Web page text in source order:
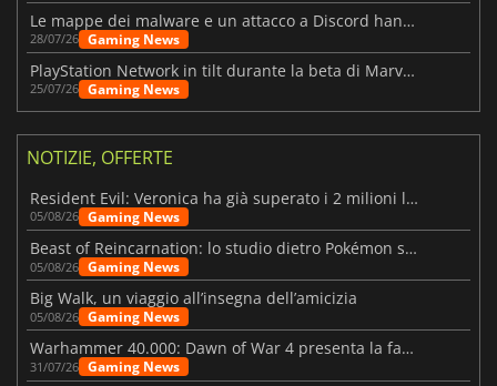
Le mappe dei malware e un attacco a Discord hanno colpito Meccha Chameleon
28/07/26 Gaming News
PlayStation Network in tilt durante la beta di Marvel Tōkon
25/07/26 Gaming News
NOTIZIE, OFFERTE
Resident Evil: Veronica ha già superato i 2 milioni liste dei desideri
05/08/26 Gaming News
Beast of Reincarnation: lo studio dietro Pokémon su una nuova strada
05/08/26 Gaming News
Big Walk, un viaggio all’insegna dell’amicizia
05/08/26 Gaming News
Warhammer 40.000: Dawn of War 4 presenta la fazione dei Necron
31/07/26 Gaming News